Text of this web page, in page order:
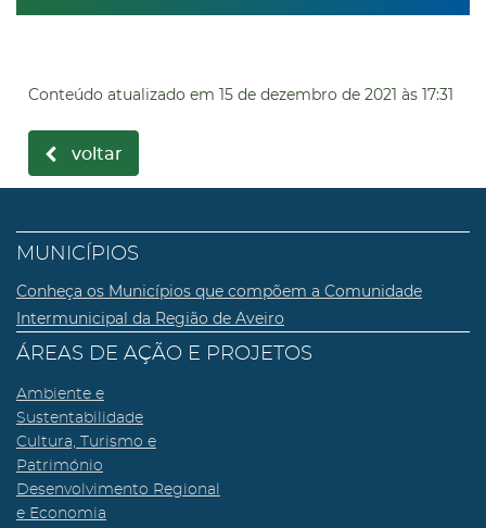
Conteúdo atualizado em 15 de dezembro de 2021 às 17:31
voltar
MUNICÍPIOS
Conheça os Municípios que compõem a Comunidade
Intermunicipal da Região de Aveiro
ÁREAS DE AÇÃO E PROJETOS
Ambiente e
Sustentabilidade
Cultura, Turismo e
Património
Desenvolvimento Regional
e Economia